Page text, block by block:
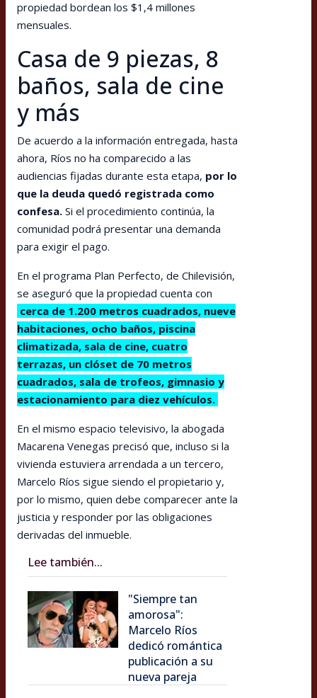
propiedad bordean los $1,4 millones
mensuales.
Casa de 9 piezas, 8
baños, sala de cine
y más
De acuerdo a la información entregada, hasta
ahora, Ríos no ha comparecido a las
audiencias fijadas durante esta etapa, por lo
que la deuda quedó registrada como
confesa. Si el procedimiento continúa, la
comunidad podrá presentar una demanda
para exigir el pago.
En el programa Plan Perfecto, de Chilevisión,
se aseguró que la propiedad cuenta con
cerca de 1.200 metros cuadrados, nueve
habitaciones, ocho baños, piscina
climatizada, sala de cine, cuatro
terrazas, un clóset de 70 metros
cuadrados, sala de trofeos, gimnasio y
estacionamiento para diez vehículos.
En el mismo espacio televisivo, la abogada
Macarena Venegas precisó que, incluso si la
vivienda estuviera arrendada a un tercero,
Marcelo Ríos sigue siendo el propietario y,
por lo mismo, quien debe comparecer ante la
justicia y responder por las obligaciones
derivadas del inmueble.
Lee también...
"Siempre tan
amorosa":
Marcelo Ríos
dedicó romántica
publicación a su
nueva pareja